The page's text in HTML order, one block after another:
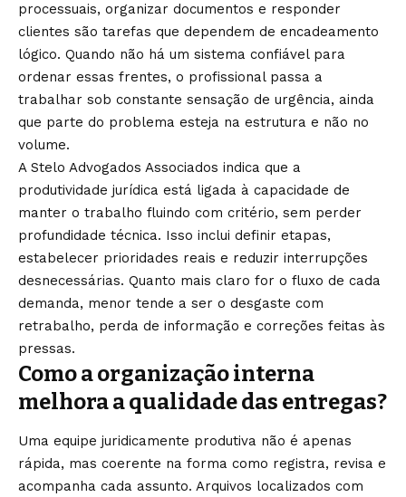
processuais, organizar documentos e responder
clientes são tarefas que dependem de encadeamento
lógico. Quando não há um sistema confiável para
ordenar essas frentes, o profissional passa a
trabalhar sob constante sensação de urgência, ainda
que parte do problema esteja na estrutura e não no
volume.
A Stelo Advogados Associados indica que a
produtividade jurídica está ligada à capacidade de
manter o trabalho fluindo com critério, sem perder
profundidade técnica. Isso inclui definir etapas,
estabelecer prioridades reais e reduzir interrupções
desnecessárias. Quanto mais claro for o fluxo de cada
demanda, menor tende a ser o desgaste com
retrabalho, perda de informação e correções feitas às
pressas.
Como a organização interna
melhora a qualidade das entregas?
Uma equipe juridicamente produtiva não é apenas
rápida, mas coerente na forma como registra, revisa e
acompanha cada assunto. Arquivos localizados com